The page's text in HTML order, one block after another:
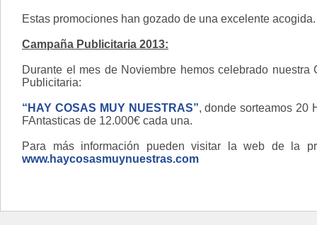
Estas promociones han gozado de una excelente acogida.
Campaña Publicitaria 2013:
Durante el mes de Noviembre hemos celebrado nuestra
Publicitaria:
“HAY COSAS MUY NUESTRAS”, donde sorteamos 20
FAntasticas de 12.000€ cada una.
Para más información pueden visitar la web de la
www.haycosasmuynuestras.com